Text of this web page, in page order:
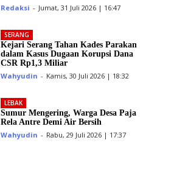
Redaksi - Jumat, 31 Juli 2026 | 16:47
SERANG
Kejari Serang Tahan Kades Parakan
dalam Kasus Dugaan Korupsi Dana
CSR Rp1,3 Miliar
Wahyudin - Kamis, 30 Juli 2026 | 18:32
LEBAK
Sumur Mengering, Warga Desa Paja
Rela Antre Demi Air Bersih
Wahyudin - Rabu, 29 Juli 2026 | 17:37